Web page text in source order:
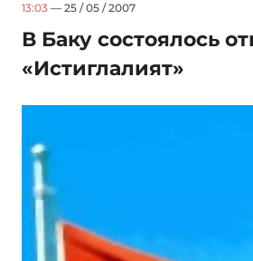
13:03 — 25 / 05 / 2007
В Баку состоялось
«Истиглалият»